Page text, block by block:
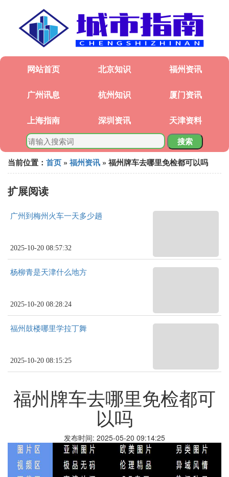
网站首页 北京知识 福州资讯
广州讯息 杭州知识 厦门资讯
上海指南 深圳资讯 天津资料
搜索
当前位置： 首页 » 福州资讯 » 福州牌车去哪里免检都可以吗
扩展阅读
广州到梅州火车一天多少趟
2025-10-20 08:57:32
杨柳青是天津什么地方
2025-10-20 08:28:24
福州鼓楼哪里学拉丁舞
2025-10-20 08:15:25
福州牌车去哪里免检都可
以吗
发布时间: 2025-05-20 09:14:25